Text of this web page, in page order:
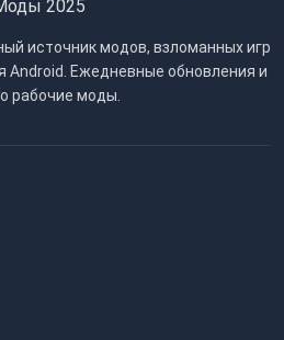
источник модов, взломанных игр
Android. Ежедневные обновления и
рабочие моды.